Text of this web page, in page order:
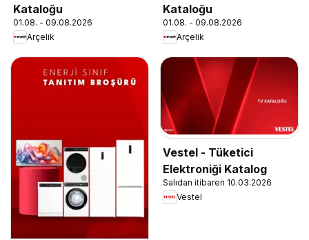
Kataloğu
01.08. - 09.08.2026
Arçelik
Kataloğu
01.08. - 09.08.2026
Arçelik
Vestel - Tüketici
Elektroniği Katalog
Salıdan itibaren 10.03.2026
Vestel